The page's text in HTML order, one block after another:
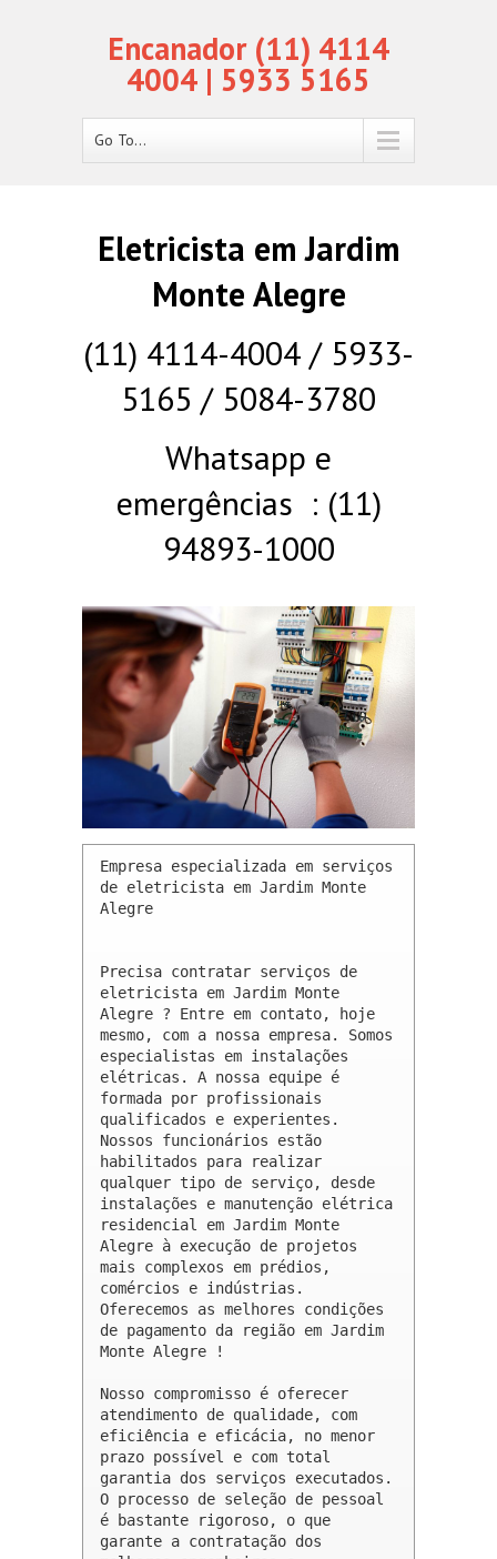
Encanador (11) 4114
4004 | 5933 5165
Go To...
Eletricista em Jardim
Monte Alegre
(11) 4114-4004 / 5933-
5165 / 5084-3780
Whatsapp e
emergências : (11)
94893-1000
Empresa especializada em serviços
de eletricista em Jardim Monte
Alegre
Precisa contratar serviços de
eletricista em Jardim Monte
Alegre ? Entre em contato, hoje
mesmo, com a nossa empresa. Somos
especialistas em instalações
elétricas. A nossa equipe é
formada por profissionais
qualificados e experientes.
Nossos funcionários estão
habilitados para realizar
qualquer tipo de serviço, desde
instalações e manutenção elétrica
residencial em Jardim Monte
Alegre à execução de projetos
mais complexos em prédios,
comércios e indústrias.
Oferecemos as melhores condições
de pagamento da região em Jardim
Monte Alegre !
Nosso compromisso é oferecer
atendimento de qualidade, com
eficiência e eficácia, no menor
prazo possível e com total
garantia dos serviços executados.
O processo de seleção de pessoal
é bastante rigoroso, o que
garante a contratação dos